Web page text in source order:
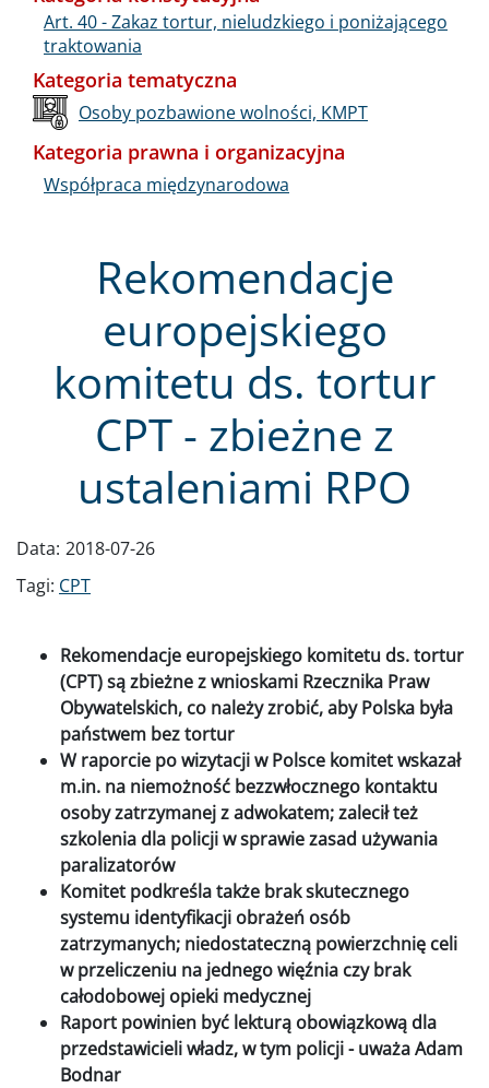
Rekomendacje
europejskiego
komitetu ds. tortur
CPT - zbieżne z
ustaleniami RPO
Data: 2018-07-26
Tagi: CPT
Rekomendacje europejskiego komitetu ds. tortur
(CPT) są zbieżne z wnioskami Rzecznika Praw
Obywatelskich, co należy zrobić, aby Polska była
państwem bez tortur
W raporcie po wizytacji w Polsce komitet wskazał
m.in. na niemożność bezzwłocznego kontaktu
osoby zatrzymanej z adwokatem; zalecił też
szkolenia dla policji w sprawie zasad używania
paralizatorów
Komitet podkreśla także brak skutecznego
systemu identyfikacji obrażeń osób
zatrzymanych; niedostateczną powierzchnię celi
w przeliczeniu na jednego więźnia czy brak
całodobowej opieki medycznej
Raport powinien być lekturą obowiązkową dla
przedstawicieli władz, w tym policji - uważa Adam
Bodnar
Art. 40 - Zakaz tortur, nieludzkiego i poniżającego
traktowania
Kategoria tematyczna
Osoby pozbawione wolności, KMPT
Kategoria prawna i organizacyjna
Współpraca międzynarodowa